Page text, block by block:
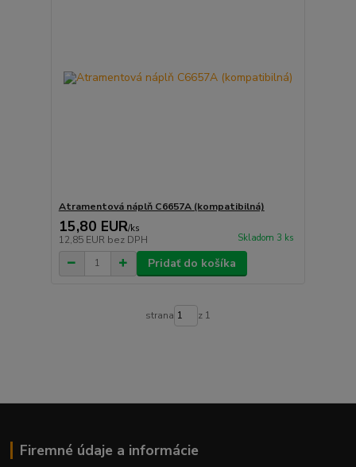
Atramentová náplň C6657A (kompatibilná)
15,80 EUR/ks
12,85 EUR bez DPH Skladom 3 ks
Pridať do košíka
strana z 1
Firemné údaje a informácie